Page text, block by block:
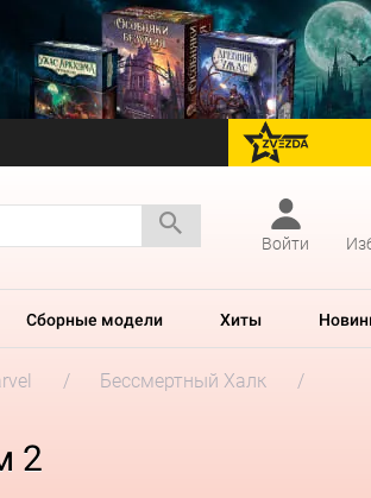
перейти на Zvezda
Войти
Сборные модели Хиты
Бессмертный Халк
2